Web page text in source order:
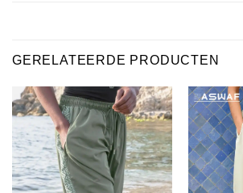
GERELATEERDE PRODUCTEN